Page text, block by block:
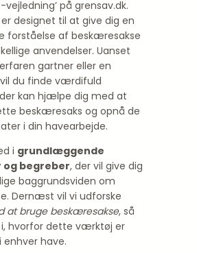
på grensav.dk.
designet til at give dig en
forståelse af beskæresakse
anvendelser. Uanset
gartner eller en
du finde værdifuld
kan hjælpe dig med at
beskæresaks og opnå de
i din havearbejde.
i grundlæggende
begreber, der vil give dig
baggrundsviden om
Dernæst vil vi udforske
at bruge beskæresakse, så
i, hvorfor dette værktøj er
have.